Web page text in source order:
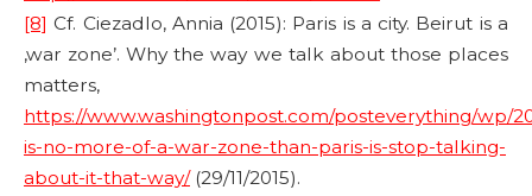
[8] Cf. Ciezadlo, Annia (2015): Paris is a city. Beirut is a
‚war zone’. Why the way we talk about those places
matters,
https://www.washingtonpost.com/posteverything/wp/
is-no-more-of-a-war-zone-than-paris-is-stop-talking-
about-it-that-way/(29/11/2015).